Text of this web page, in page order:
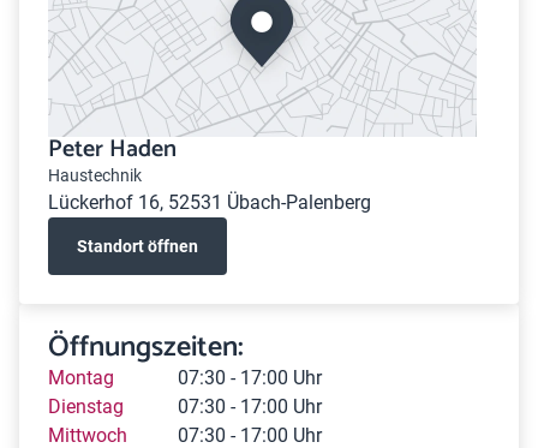
Peter Haden
Haustechnik
Lückerhof 16, 52531 Übach-Palenberg
Standort öffnen
Öffnungszeiten:
Montag
07:30 - 17:00 Uhr
Dienstag
07:30 - 17:00 Uhr
Mittwoch
07:30 - 17:00 Uhr